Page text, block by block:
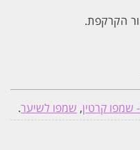
הקרקפת.
שמפו קרטין, שמפו לשיער.